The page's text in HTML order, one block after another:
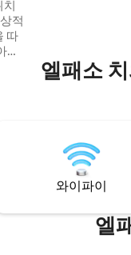
치
적
따
치
들
로
엘패소
와이파이
엘